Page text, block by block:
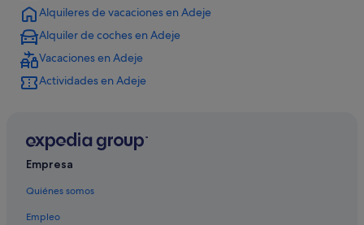
Hoteles en la playa en Armeñime
Hoteles con gimnasio en Playa Paraíso
Hoteles de 3 estrellas en Callao Salvaje
Hoteles con piscina en Callao Salvaje
Hoteles cerca de Playa de Ajabo
Hoteles que aceptan mascotas en Callao Salvaje
Hoteles boutique en Playa Paraíso
Bahia Principe hoteles en Callao Salvaje
Alquileres de vacaciones en Adeje
Alquiler de coches en Adeje
Vacaciones en Adeje
Actividades en Adeje
Empresa
Quiénes somos
Empleo